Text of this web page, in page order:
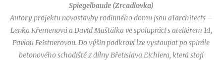
Spiegelbaude (Zrcadlovka)
Autory projektu novostavby rodinného domu jsou a1architects –
Lenka Křemenová a David Maštálka ve spolupráci s ateliérem 1:1,
Pavlou Feistnerovou. Do výšin podkroví lze vystoupat po spirále
betonového schodiště z dílny Břetislava Eichlera, která stojí